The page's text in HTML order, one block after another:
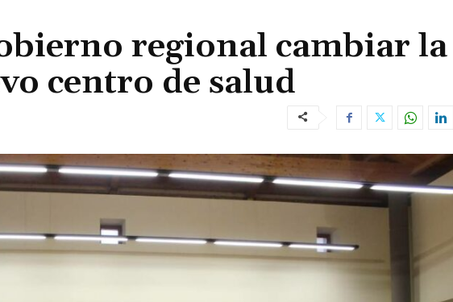
regional cambiar la
centro de salud